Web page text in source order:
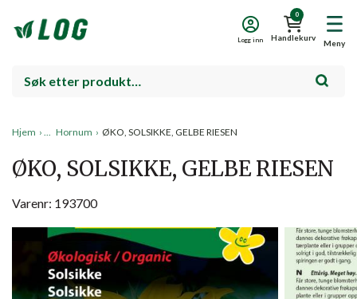
Meny
0
Handlekurv
Logg inn
Hjem › Hornum › ØKO, SOLSIKKE, GELBE RIESEN
ØKO, SOLSIKKE, GELBE RIESEN
Varenr: 193700